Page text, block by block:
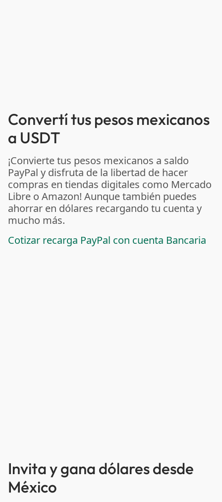
Convertí tus pesos mexicanos
a USDT
¡Convierte tus pesos mexicanos a saldo
PayPal y disfruta de la libertad de hacer
compras en tiendas digitales como Mercado
Libre o Amazon! Aunque también puedes
ahorrar en dólares recargando tu cuenta y
mucho más.
Cotizar recarga PayPal con cuenta Bancaria
Invita y gana dólares desde
México